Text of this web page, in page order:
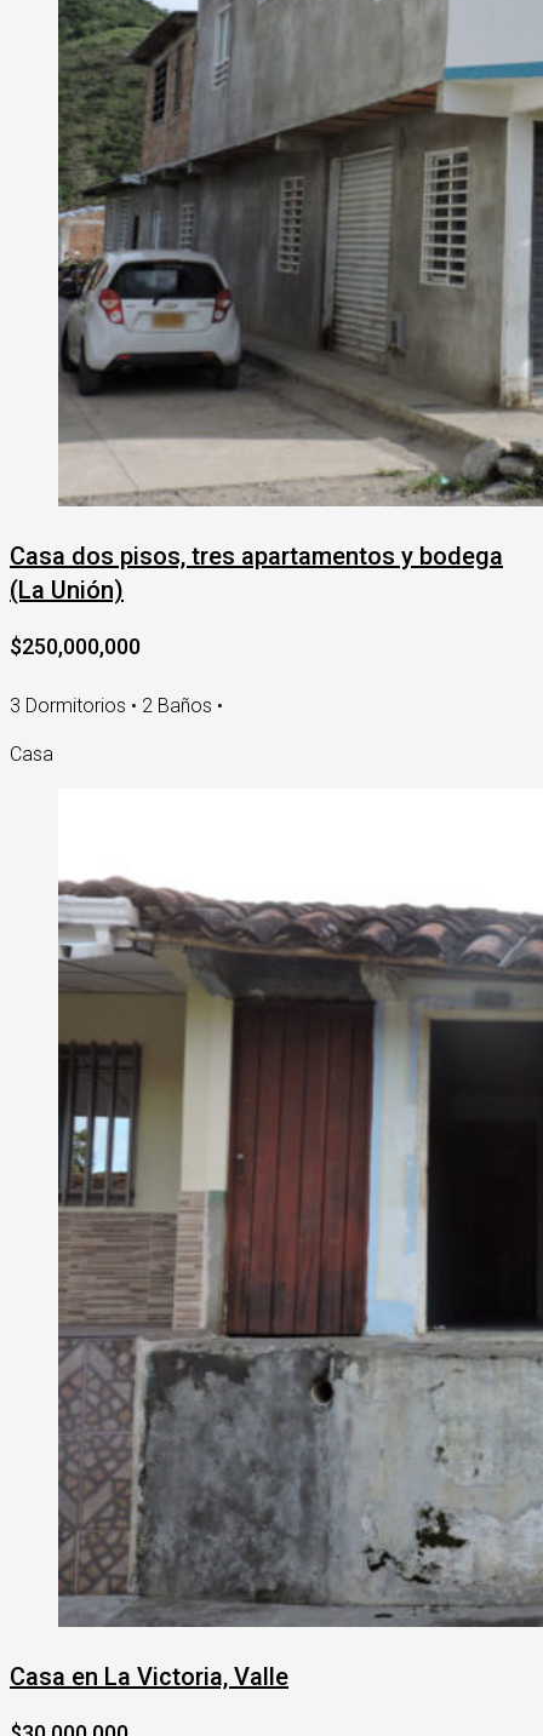
Casa dos pisos, tres apartamentos y bodega
(La Unión)
$250,000,000
3 Dormitorios • 2 Baños •
Casa
Casa en La Victoria, Valle